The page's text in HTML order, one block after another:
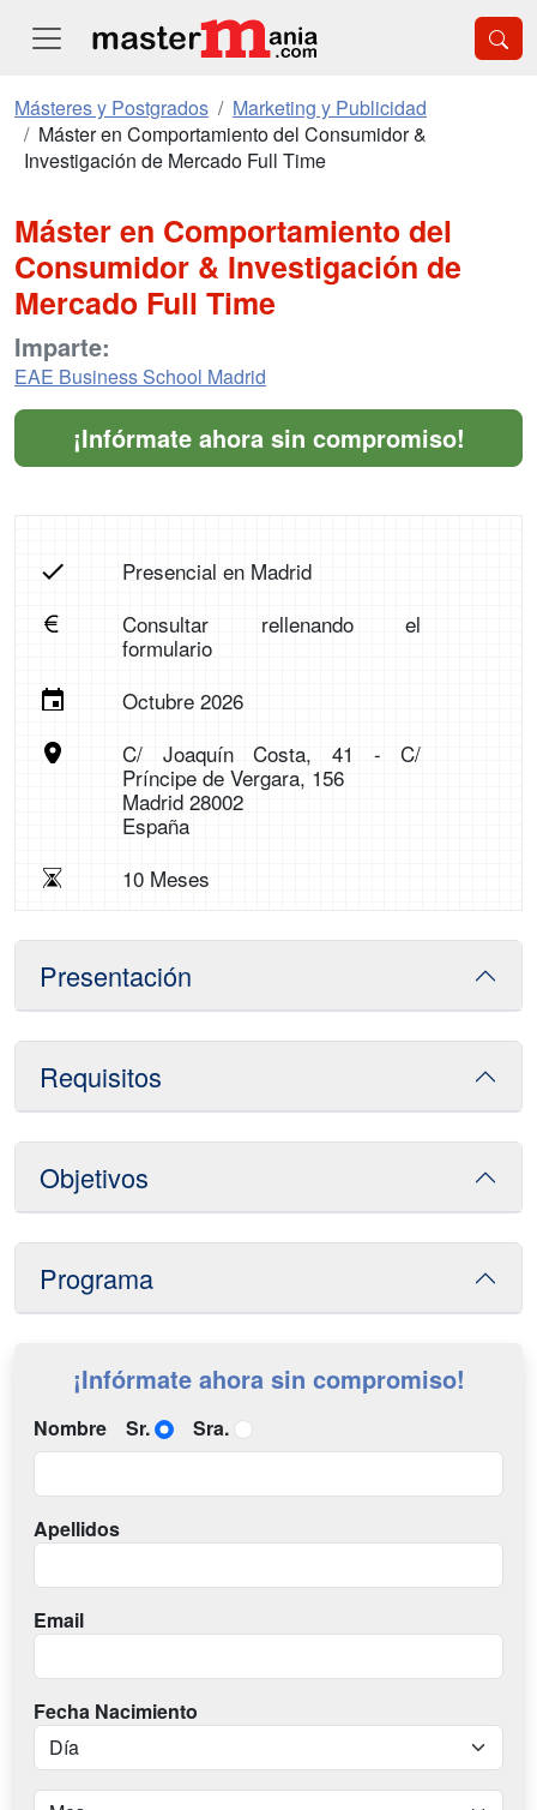
Másteres y Postgrados
Marketing y Publicidad
Máster en Comportamiento del Consumidor &
Investigación de Mercado Full Time
Máster en Comportamiento del
Consumidor & Investigación de
Mercado Full Time
Imparte:
EAE Business School Madrid
¡Infórmate ahora sin compromiso!
Presencial en Madrid
Consultar rellenando el
formulario
Octubre 2026
C/ Joaquín Costa, 41 - C/
Príncipe de Vergara, 156
Madrid 28002
España
10 Meses
Presentación
Requisitos
Objetivos
Programa
¡Infórmate ahora sin compromiso!
Nombre Sr. Sra.
Apellidos
Email
Fecha Nacimiento